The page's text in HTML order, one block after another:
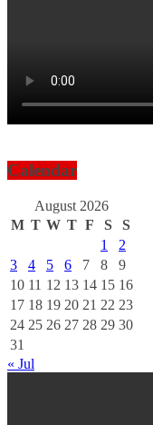
Calendar
August 2026
M T W T F S
S
1
2
3
4 5 6 7 8
9
10 11 12 13 14 15 16
17 18 19 20 21 22 23
24 25 26 27 28 29 30
31
« Jul